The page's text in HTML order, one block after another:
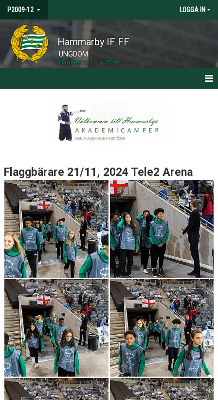
P2009-12 LOGGA IN
Hammarby IF FF
UNGDOM
Hammarby IF FF P09-12
TRUPPEN
BILDGALLERI
GÄSTBOK
KONTAKT
DOKUMENT
Flaggbärare 21/11, 2024 Tele2 Arena